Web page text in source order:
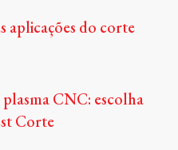
aplicações do corte
CNC: escolha
Corte